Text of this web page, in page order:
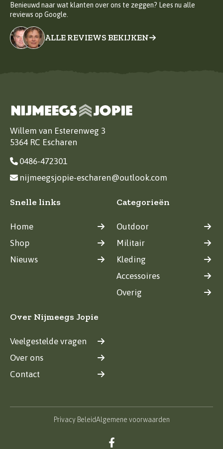
Benieuwd naar wat klanten over ons te zeggen? Lees nu alle
reviews op Google.
ALLE REVIEWS BEKIJKEN
Willem van Esterenweg 3
5364 RC Escharen
0486-472301
nijmeegsjopie-escharen@outlook.com
Snelle links
Home
Shop
Nieuws
Categorieën
Outdoor
Militair
Kleding
Accessoires
Overig
Over Nijmeegs Jopie
Veelgestelde vragen
Over ons
Contact
Privacy BeleidAlgemene voorwaarden